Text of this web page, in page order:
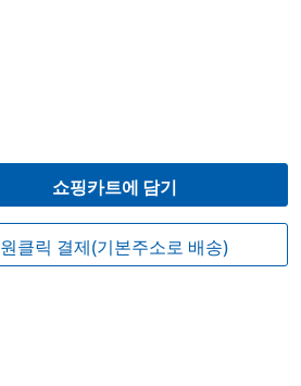
쇼핑카트에 담기
원클릭 결제(기본주소로 배송)